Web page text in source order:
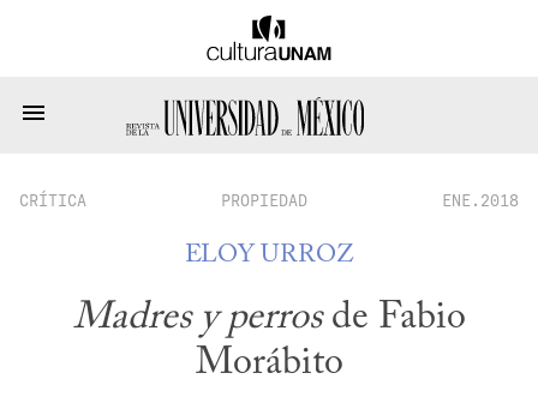
CRÍTICA PROPIEDAD ENE.2018
ELOY URROZ
Madres y perrosde Fabio
Morábito